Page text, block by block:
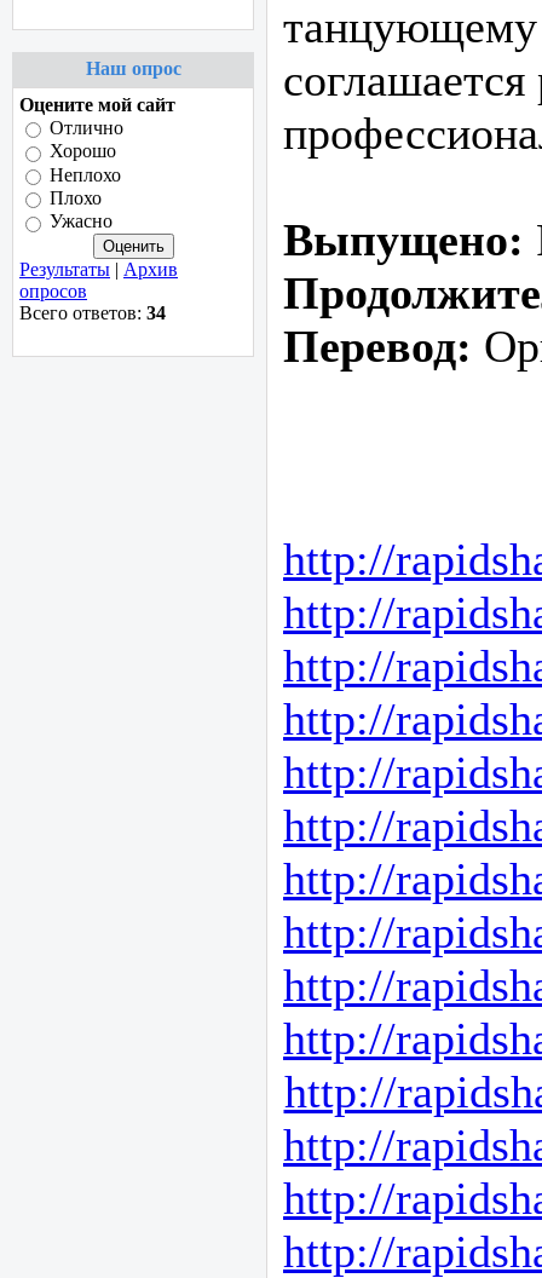
Наш опрос
Оцените мой сайт
Отлично
Хорошо
Неплохо
Плохо
Ужасно
Результаты | Архив
опросов
Всего ответов: 34
танцующему
соглашается
Выпущено:
Перевод:
http://
http://
http://
http://
http://
http://
http://
http://
http://
http://
http://
http://
http://
http://